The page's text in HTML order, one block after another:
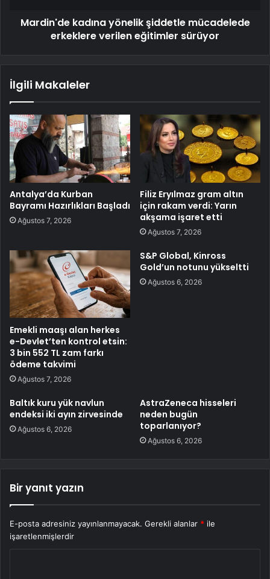
Mardin'de kadına yönelik şiddetle mücadelede
erkeklere verilen eğitimler sürüyor
İlgili Makaleler
Antalya’da Kurban
Bayramı Hazırlıkları Başladı
Ağustos 7, 2026
Filiz Eryılmaz gram altın
için rakam verdi: Yarın
akşama işaret etti
Ağustos 7, 2026
Emekli maaşı alan herkes
e-Devlet’ten kontrol etsin:
3 bin 552 TL zam farkı
ödeme takvimi
Ağustos 7, 2026
S&P Global, Kinross
Gold’un notunu yükseltti
Ağustos 6, 2026
Baltık kuru yük navlun
endeksi iki ayın zirvesinde
Ağustos 6, 2026
AstraZeneca hisseleri
neden bugün
toparlanıyor?
Ağustos 6, 2026
Bir yanıt yazın
E-posta adresiniz yayınlanmayacak. Gerekli alanlar * ile
işaretlenmişlerdir